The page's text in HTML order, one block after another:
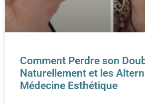
Comment Perdre son
Naturellement et les
Médecine Esthétique